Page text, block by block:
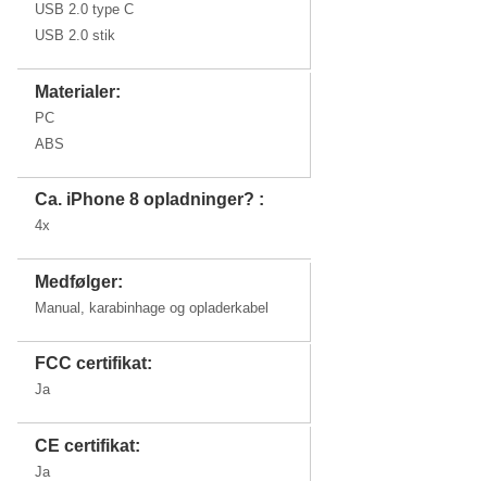
USB 2.0 type C
USB 2.0 stik
Materialer:
PC
ABS
Ca. iPhone 8 opladninger? :
4x
Medfølger:
Manual, karabinhage og opladerkabel
FCC certifikat:
Ja
CE certifikat:
Ja